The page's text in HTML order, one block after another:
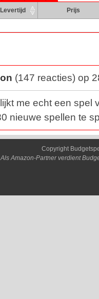
Levertijd Prijs
(147 reacties) op
me echt een spel
nieuwe spellen te
Copyright
Als Amazon-Partner verdient